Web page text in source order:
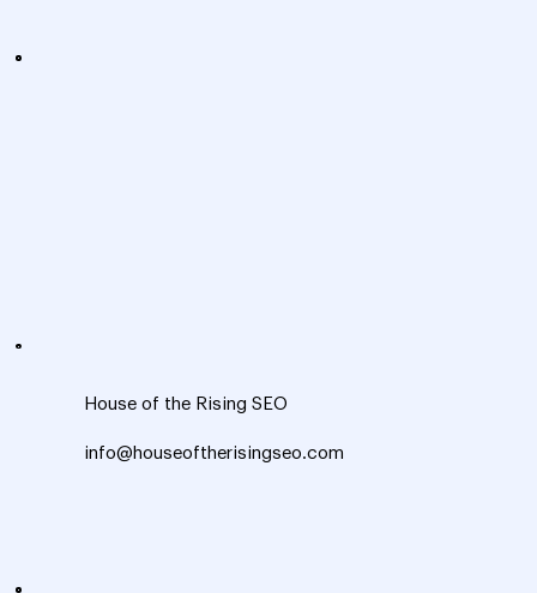
House of the Rising SEO
info@houseoftherisingseo.com